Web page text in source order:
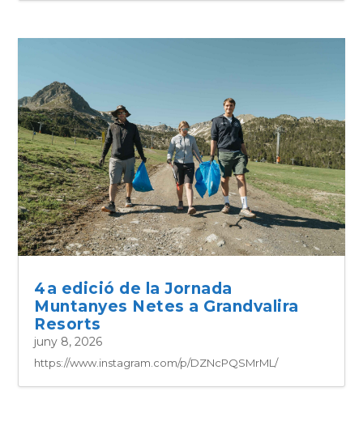
4a edició de la Jornada
Muntanyes Netes a Grandvalira
Resorts
juny 8, 2026
https://www.instagram.com/p/DZNcPQSMrML/